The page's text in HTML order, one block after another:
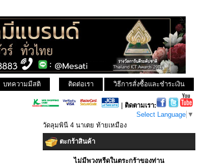
บทความมีสติ วิธีการสั่งซื้อและชำระเงิน
ติดต่อเรา
ติดตามเรา:
Select Language ▼
วัดลุมพินี 4 นาเตย ท้ายเหมือง
ตะกร้าสินค้า
ไม่มีพวงหรีดในตระกร้าของท่าน